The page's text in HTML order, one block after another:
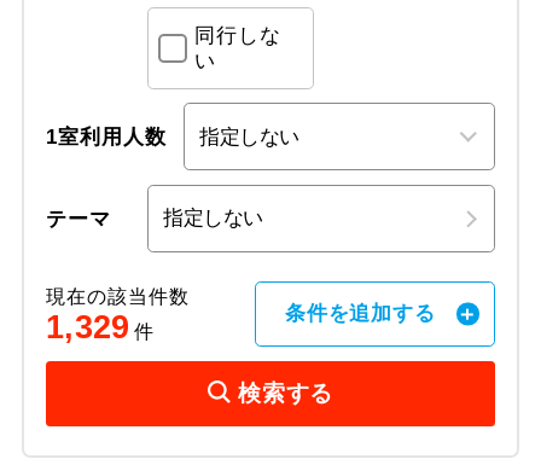
同行しな
い
1室利用人数
テーマ
現在の該当件数
1,329 件
条件を追加する
検索する